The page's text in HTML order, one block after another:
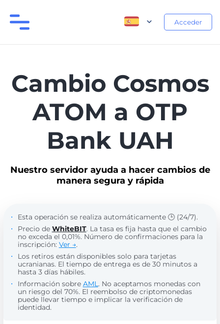
Acceder
Cambio Cosmos
ATOM a OTP
Bank UAH
Nuestro servidor ayuda a hacer cambios de
manera segura y rápida
Esta operación se realiza automáticamente 🕒 (24/7).
Precio de WhiteBIT. La tasa es fija hasta que el cambio
no exceda el 0,01%. Número de confirmaciones para la
inscripción: Ver →.
Los retiros están disponibles solo para tarjetas
ucranianas. El tiempo de entrega es de 30 minutos a
hasta 3 días hábiles.
Información sobre AML. No aceptamos monedas con
un riesgo del 70%. El reembolso de criptomonedas
puede llevar tiempo e implicar la verificación de
identidad.